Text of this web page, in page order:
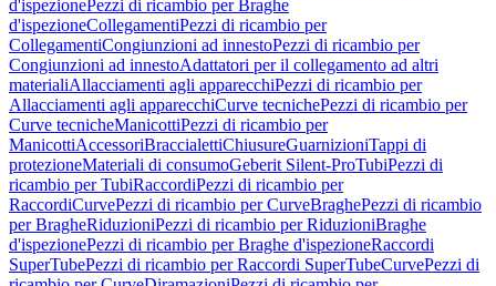
d'ispezionePezzi di ricambio per Braghe
d'ispezioneCollegamentiPezzi di ricambio per
CollegamentiCongiunzioni ad innestoPezzi di ricambio per
Congiunzioni ad innestoAdattatori per il collegamento ad altri
materialiAllacciamenti agli apparecchiPezzi di ricambio per
Allacciamenti agli apparecchiCurve tecnichePezzi di ricambio per
Curve tecnicheManicottiPezzi di ricambio per
ManicottiAccessoriBraccialettiChiusureGuarnizioniTappi di
protezioneMateriali di consumoGeberit Silent-ProTubiPezzi di
ricambio per TubiRaccordiPezzi di ricambio per
RaccordiCurvePezzi di ricambio per CurveBraghePezzi di ricambio
per BragheRiduzioniPezzi di ricambio per RiduzioniBraghe
d'ispezionePezzi di ricambio per Braghe d'ispezioneRaccordi
SuperTubePezzi di ricambio per Raccordi SuperTubeCurvePezzi di